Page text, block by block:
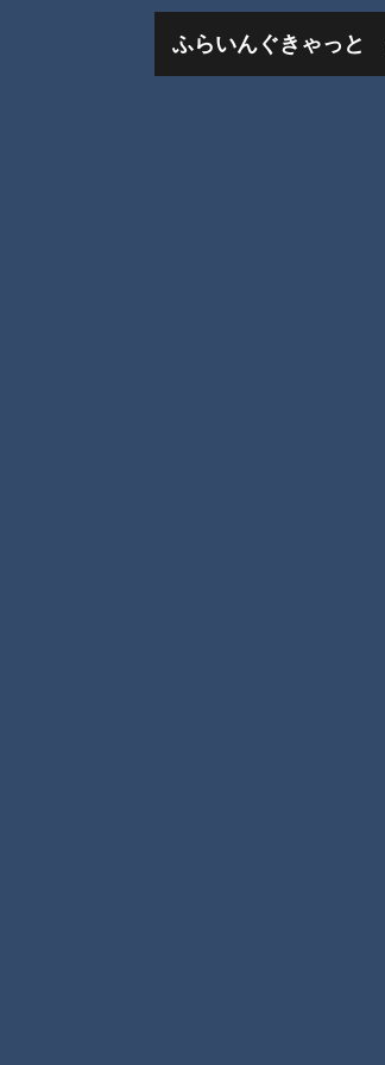
ふらいんぐきゃっと